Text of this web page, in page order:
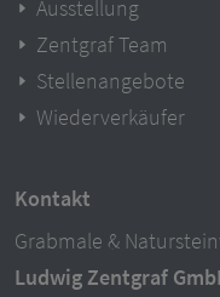
Ausstellung
Zentgraf Team
Stellenangebote
Wiederverkäufer
Kontakt
Grabmale &
Ludwig Zentgraf